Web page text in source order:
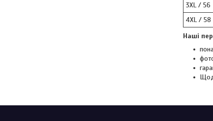
3XL / 56
4XL / 58
Наші